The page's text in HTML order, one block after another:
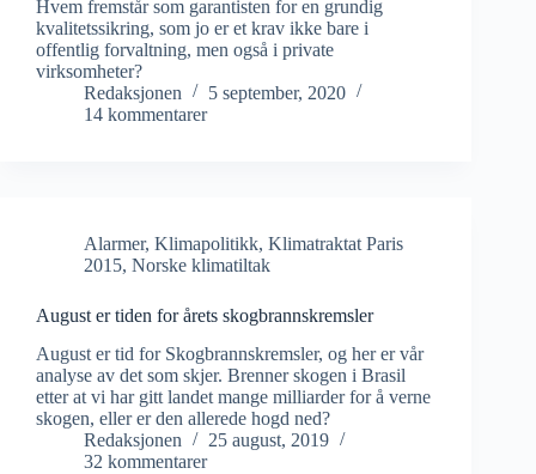
Hvem fremstår som garantisten for en grundig
kvalitetssikring, som jo er et krav ikke bare i
offentlig forvaltning, men også i private
virksomheter?
Redaksjonen
5 september, 2020
14 kommentarer
Alarmer, Klimapolitikk, Klimatraktat Paris
2015, Norske klimatiltak
August er tiden for årets skogbrannskremsler
August er tid for Skogbrannskremsler, og her er vår
analyse av det som skjer. Brenner skogen i Brasil
etter at vi har gitt landet mange milliarder for å verne
skogen, eller er den allerede hogd ned?
Redaksjonen
25 august, 2019
32 kommentarer